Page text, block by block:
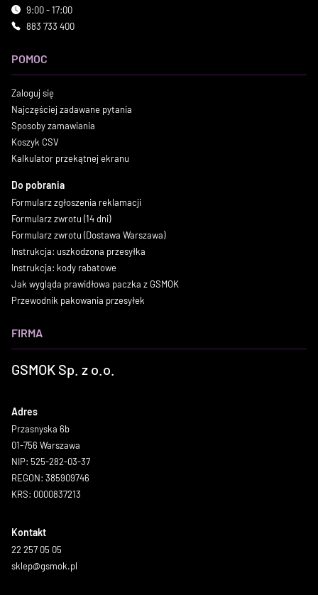
9:00 - 17:00
883 733 400
POMOC
Zaloguj się
Najczęściej zadawane pytania
Sposoby zamawiania
Koszyk CSV
Kalkulator przekątnej ekranu
Do pobrania
Formularz zgłoszenia reklamacji
Formularz zwrotu (14 dni)
Formularz zwrotu (Dostawa Warszawa)
Instrukcja: uszkodzona przesyłka
Instrukcja: kody rabatowe
Jak wygląda prawidłowa paczka z GSMOK
Przewodnik pakowania przesyłek
FIRMA
GSMOK Sp. z o.o.
Adres
Przasnyska 6b
01-756 Warszawa
NIP: 525-282-03-37
REGON: 385909746
KRS: 0000837213
Kontakt
22 257 05 05
sklep@gsmok.pl